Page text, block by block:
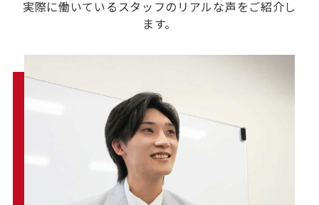
実際に働いているスタッフのリアルな声をご紹介し
ます。